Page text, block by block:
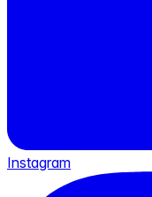
Instagram